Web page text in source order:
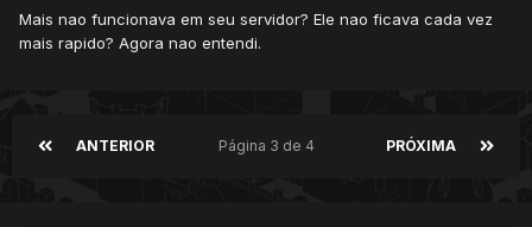
Mais nao funcionava em seu servidor? Ele nao ficava cada vez
mais rapido? Agora nao entendi.
ANTERIOR PRÓXIMA
Página 3 de 4